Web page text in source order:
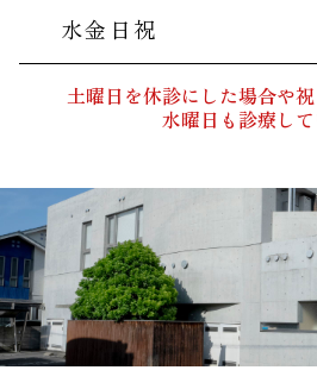
水金日祝
土曜日を休診にした場合や
水曜日も診療し